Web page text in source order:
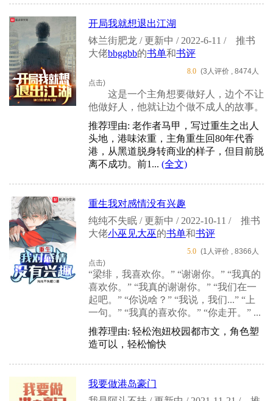
开局我就想退出江湖
钵兰街肥龙 / 更新中 / 2022-6-11 /
推书
大佬bbggbb的书单和书评
8.0 (3人评价 , 8474人
点击)
这是一个主角想要做好人，边个不让
他做好人，他就让边个做不成人的故事。
推荐理由: 老作者马甲，写过重生之出人
头地，港味浓重，主角重生回80年代香
港，从黑道脱身转商业的样子，但目前脱
离不成功。前1... (全文)
重生我对感情没有兴趣
纯纯不失眠 / 更新中 / 2022-10-11 /
推书
大佬小巫见大巫的书单和书评
5.0 (1人评价 , 8366人
点击)
“梁绯，我喜欢你。” “谢谢你。” “我真的
喜欢你。” “我真的谢谢你。” “我们在一
起吧。” “你说啥？” “我说，我们...” “上
一句。” “我真的喜欢你。” “你走开。” ...
推荐理由: 轻松泡妞校园都市文，角色塑
造可以，轻松愉快
我要做港岛豪门